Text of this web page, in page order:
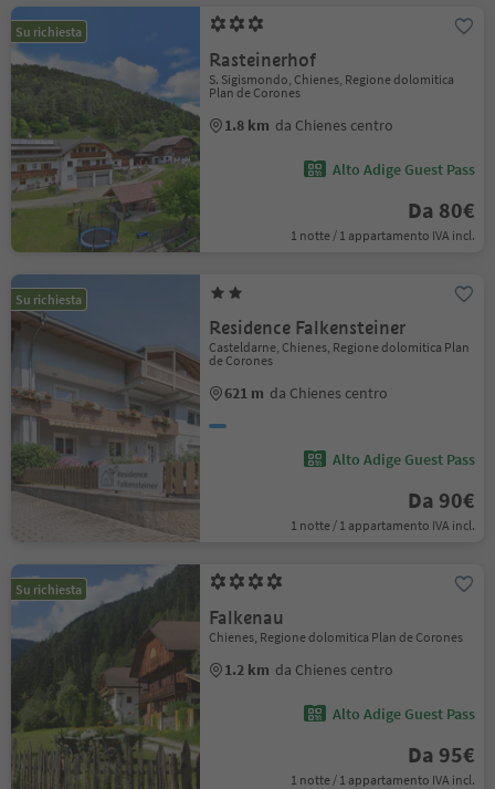
Su richiesta
Rasteinerhof
S. Sigismondo, Chienes, Regione dolomitica
Plan de Corones
1.8 km da Chienes centro
Alto Adige Guest Pass
Da 80€
1 notte / 1 appartamento IVA incl.
Su richiesta
Residence Falkensteiner
Casteldarne, Chienes, Regione dolomitica Plan
de Corones
621 m da Chienes centro
Alto Adige Guest Pass
Da 90€
1 notte / 1 appartamento IVA incl.
Su richiesta
Falkenau
Chienes, Regione dolomitica Plan de Corones
1.2 km da Chienes centro
Alto Adige Guest Pass
Da 95€
1 notte / 1 appartamento IVA incl.